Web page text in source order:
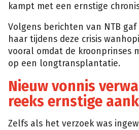
kampt met een ernstige
Volgens berichten van NTB
haar tijdens deze crisis
vooral omdat de kroonprinses
op een longtransplantatie.
Nieuw vonnis
reeks ernstige
Zelfs als het verzoek was